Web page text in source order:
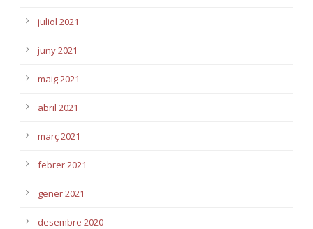
juliol 2021
juny 2021
maig 2021
abril 2021
març 2021
febrer 2021
gener 2021
desembre 2020